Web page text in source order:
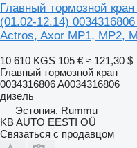
Главный тормозной
(01.02-12.14)
Actros, Axor MP1, MP2,
10 610 KGS 105 € ≈ 121,30 $
Главный тормозной кран
0034316806 A0034316806
дизель
Эстония, Rummu
KB AUTO EESTI OÜ
Связаться с продавцом